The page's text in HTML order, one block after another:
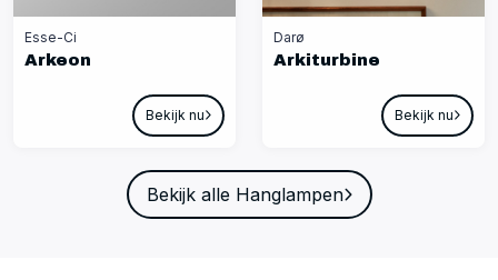
Esse-Ci
Arkeon
Bekijk nu
Darø
Arkiturbine
Bekijk nu
Bekijk alle Hanglampen